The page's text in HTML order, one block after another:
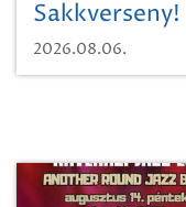
Sakkverseny!
2026.08.06.